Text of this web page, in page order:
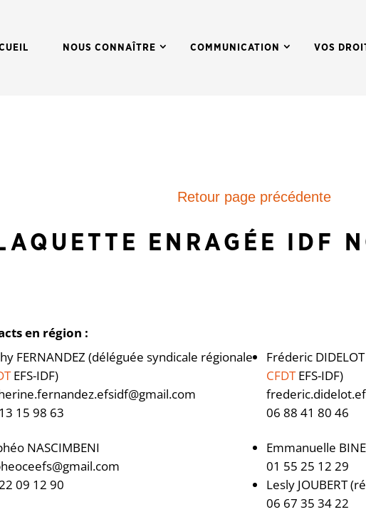
NOUS CONNAÎTRE COMMUNICATION VOS
Retour page précédente
ENRAGÉE IDF
en région :
FERNANDEZ (déléguée syndicale régionale
EFS-IDF)
15 98 63
Fréderic
CFDTEFS-IDF)
06 88 41 80 46
NASCIMBENI
09 12 90
Emmanuelle
01 55 25 12 29
Lesly JOUBERT
06 67 35 34 22